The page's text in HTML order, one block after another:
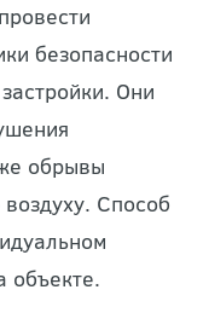
безопасности
Они
обрывы
Способ
объекте.